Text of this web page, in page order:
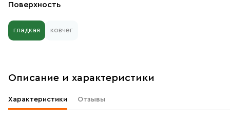
Поверхность
гладкая ковчег
Описание и характеристики
Характеристики Отзывы